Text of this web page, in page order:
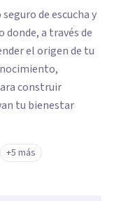
de escucha y
a través de
el origen de tu
construir
tu bienestar
+5 más